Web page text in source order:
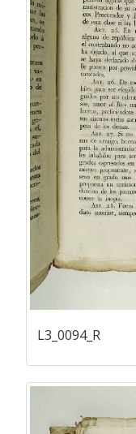
L3_0094_R